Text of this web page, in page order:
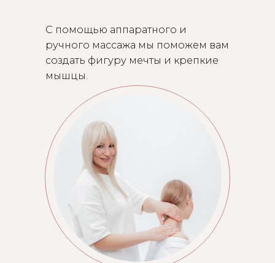
С помощью аппаратного и
ручного массажа мы поможем вам
создать фигуру мечты и крепкие
мышцы.